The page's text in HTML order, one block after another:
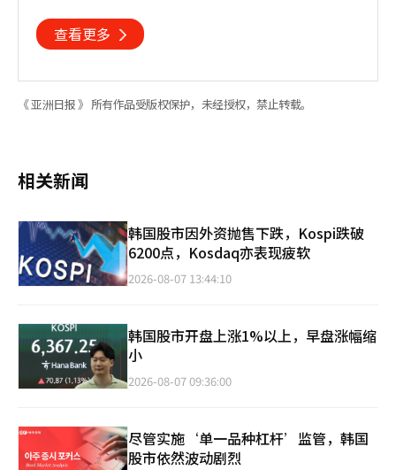
查看更多
《 亚洲日报 》 所有作品受版权保护，未经授权，禁止转载。
相关新闻
韩国股市因外资抛售下跌，Kospi跌破
6200点，Kosdaq亦表现疲软
2026-08-07 13:44:10
韩国股市开盘上涨1%以上，早盘涨幅缩
小
2026-08-07 09:36:00
尽管实施‘单一品种杠杆’监管，韩国
股市依然波动剧烈